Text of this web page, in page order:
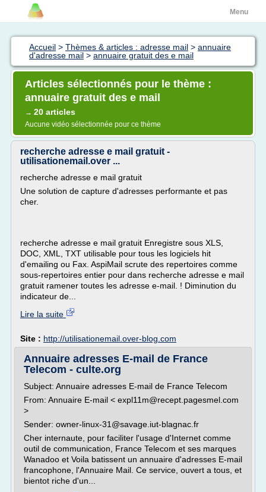
Menu
Accueil > Thèmes & articles : adresse mail > annuaire
d'adresse mail > annuaire gratuit des e mail
Articles sélectionnés pour le thème :
annuaire gratuit des e mail
→ 20 articles
Aucune vidéo sélectionnée pour ce thème
recherche adresse e mail gratuit -
utilisationemail.over ...
recherche adresse e mail gratuit
Une solution de capture d'adresses performante et pas
cher.
recherche adresse e mail gratuit Enregistre sous XLS,
DOC, XML, TXT utilisable pour tous les logiciels hit
d'emailing ou Fax. AspiMail scrute des repertoires comme
sous-repertoires entier pour dans recherche adresse e mail
gratuit ramener toutes les adresse e-mail. ! Diminution du
indicateur de...
Lire la suite
Site : http://utilisationemail.over-blog.com
Annuaire adresses E-mail de France
Telecom - culte.org
Subject: Annuaire adresses E-mail de France Telecom
From: Annuaire E-mail < expl11m@recept.pagesmel.com
>
Sender: owner-linux-31@savage.iut-blagnac.fr
Cher internaute, pour faciliter l'usage d'Internet comme
outil de communication, France Telecom et ses marques
Wanadoo et Voila batissent un annuaire d'adresses E-mail
francophone, l'Annuaire Mail. Ce service, ouvert a tous, et
bientot riche d'un...